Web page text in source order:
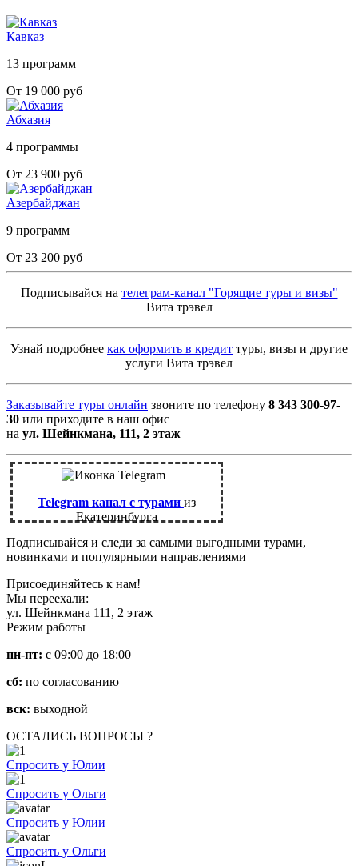
Кавказ
13 программ
От 19 000 руб
Абхазия
4 программы
От 23 900 руб
Азербайджан
9 программ
От 23 200 руб
Подписывайся на телеграм-канал "Горящие туры и визы"
Вита трэвел
Узнай подробнее как оформить в кредит туры, визы и другие
услуги Вита трэвел
Заказывайте туры онлайн звоните по телефону 8 343 300-97-
30 или приходите в наш офис
на ул. Шейнкмана, 111, 2 этаж
Telegram канал с турами из
Екатеринбурга
Подписывайся и следи за самыми выгодными турами,
новинками и популярными направлениями
Присоединяйтесь к нам!
Мы переехали:
ул. Шейнкмана 111, 2 этаж
Режим работы
пн-пт: с 09:00 до 18:00
сб: по согласованию
вск: выходной
ОСТАЛИСЬ ВОПРОСЫ ?
Спросить у Юлии
Спросить у Ольги
Спросить у Юлии
Спросить у Ольги